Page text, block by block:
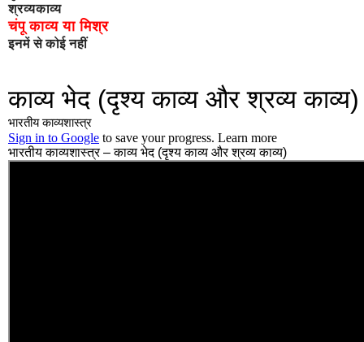
श्रव्यकाव्य
चंपू काव्य या मिश्र
इनमें से कोई नहीं